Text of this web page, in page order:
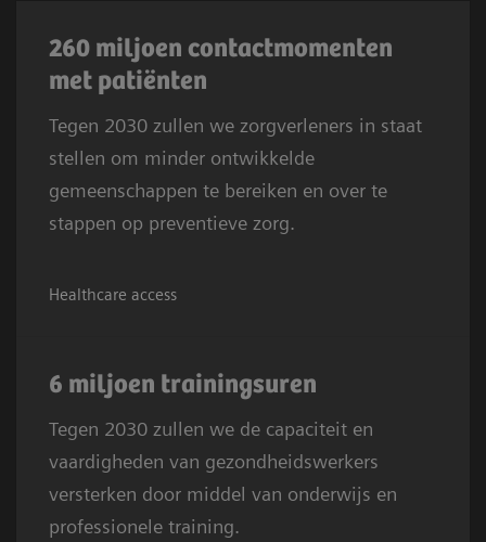
260 miljoen contactmomenten
met patiënten
Tegen 2030 zullen we zorgverleners in staat
stellen om minder ontwikkelde
gemeenschappen te bereiken en over te
stappen op preventieve zorg.
Healthcare access
6 miljoen trainingsuren
Tegen 2030 zullen we de capaciteit en
vaardigheden van gezondheidswerkers
versterken door middel van onderwijs en
professionele training.